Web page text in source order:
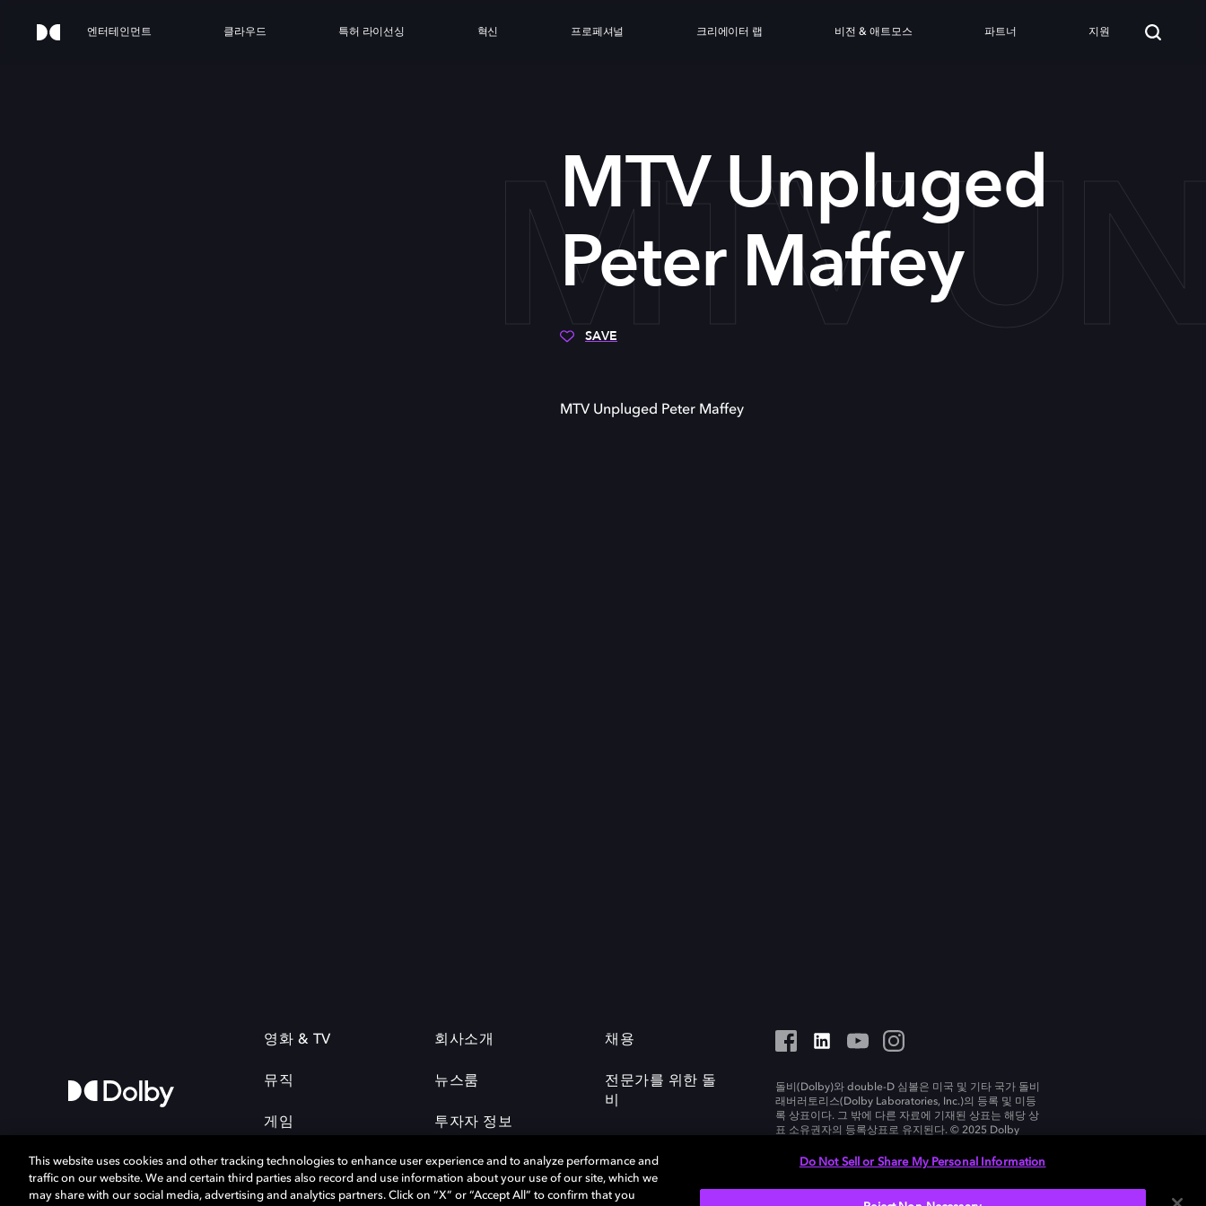
엔터테인먼트 클라우드 특허 라이선싱 혁신 프로페셔널 크리에이터 랩 비전 & 애트모스 파트너 지원
MTV
MTV Unpluged
Peter Maffey
SAVE
MTV Unpluged Peter Maffey
영화 & TV
뮤직
게임
회사소개
뉴스룸
투자자 정보
채용
전문가를 위한 돌
비
돌비(Dolby)와 double-D 심볼은 미국 및 기타 국가 돌비
래버러토리스(Dolby Laboratories, Inc.)의 등록 및 미등
록 상표이다. 그 밖에 다른 자료에 기재된 상표는 해당 상
표 소유권자의 등록상표로 유지된다. © 2025 Dolby
This website uses cookies and other tracking technologies to enhance user experience and to analyze performance and
traffic on our website. We and certain third parties also record and use information about your use of our site, which we
may share with our social media, advertising and analytics partners. Click on “X” or “Accept All” to confirm that you
Do Not Sell or Share My Personal Information